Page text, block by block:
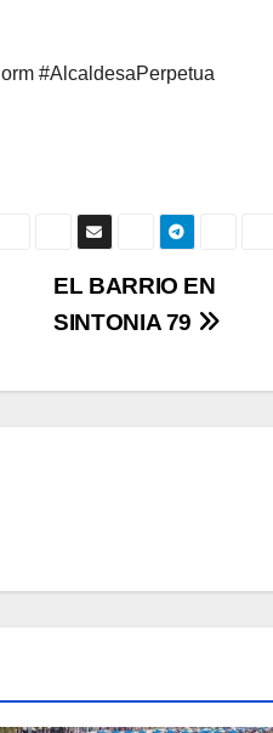
#AlcaldesaPerpetua
EL BARRIO EN
SINTONIA 79